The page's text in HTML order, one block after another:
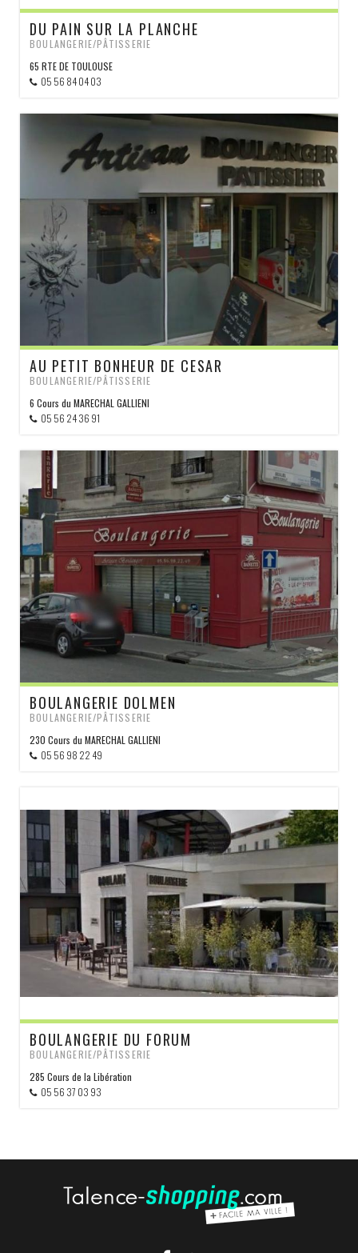
DU PAIN SUR LA PLANCHE
BOULANGERIE/PÂTISSERIE
65 RTE DE TOULOUSE
05 56 84 04 03
AU PETIT BONHEUR DE CESAR
BOULANGERIE/PÂTISSERIE
6 Cours du MARECHAL GALLIENI
05 56 24 36 91
BOULANGERIE DOLMEN
BOULANGERIE/PÂTISSERIE
230 Cours du MARECHAL GALLIENI
05 56 98 22 49
BOULANGERIE DU FORUM
BOULANGERIE/PÂTISSERIE
285 Cours de la Libération
05 56 37 03 93